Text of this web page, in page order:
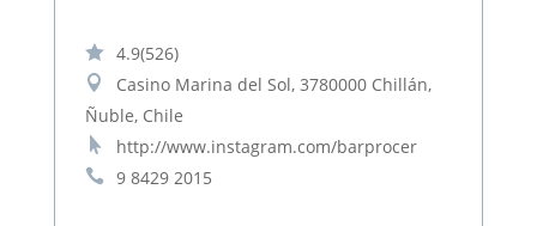
 4.9(526)

Casino Marina del Sol, 3780000 Chillán,
Ñuble, Chile
 http://www.instagram.com/barprocer
 9 8429 2015